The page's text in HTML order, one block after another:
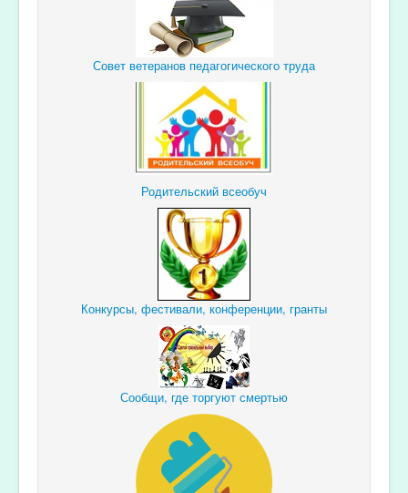
Совет ветеранов педагогического труда
Родительский всеобуч
Конкурсы, фестивали, конференции, гранты
Сообщи, где торгуют смертью